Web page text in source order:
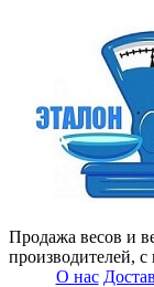
Продажа весов и
производителей, с
О нас